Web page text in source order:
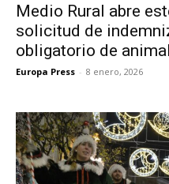
Medio Rural abre
solicitud de
obligatorio de
Europa Press - 8 enero, 2026